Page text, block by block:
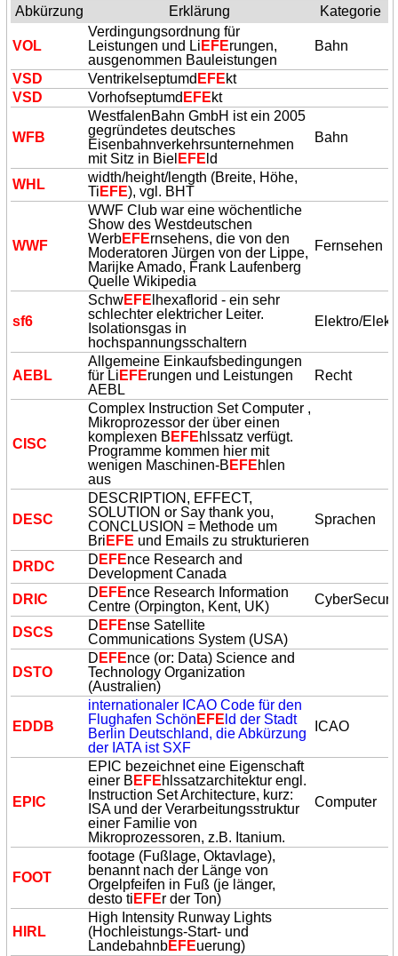
Abkürzung
Erklärung Kategorie
VOL
Verdingungsordnung für
Leistungen und Li EFErungen,
ausgenommen Bauleistungen
Bahn
VSD Ventrikelseptumd EFEkt
VSD
Vorhofseptumd EFEkt
WFB
WestfalenBahn GmbH ist ein 2005
gegründetes deutsches
Eisenbahnverkehrsunternehmen
mit Sitz in Biel EFE ld
Bahn
WHL
width/height/length (Breite, Höhe,
Ti EFE), vgl. BHT
WWF
WWF Club war eine wöchentliche
Show des Westdeutschen
WerbEFErnsehens, die von den
Moderatoren Jürgen von der Lippe,
Marijke Amado, Frank Laufenberg
Quelle Wikipedia
Fernsehen
sf6
SchwEFE lhexaflorid - ein sehr
schlechter elektricher Leiter.
Isolationsgas in
hochspannungsschaltern
Elektro/
AEBL
Allgemeine Einkaufsbedingungen
für Li EFErungen und Leistungen
AEBL
Recht
CISC
Complex Instruction Set Computer ,
Mikroprozessor der über einen
komplexen B EFEhlssatz verfügt.
Programme kommen hier mit
wenigen Maschinen-B EFEhlen
aus
DESC
DESCRIPTION, EFFECT,
SOLUTION or Say thank you,
CONCLUSION = Methode um
Bri EFE und Emails zu strukturieren
Sprachen
DRDC D EFEnce Research and
Development Canada
DRIC
D EFEnce Research Information
Centre (Orpington, Kent, UK)
DSCS D EFEnse Satellite
Communications System (USA)
DSTO
D EFEnce (or: Data) Science and
Technology Organization
(Australien)
EDDB
internationaler ICAO Code für den
Flughafen Schön EFE ld der Stadt
Berlin Deutschland, die Abkürzung
der IATA ist SXF
ICAO
EPIC
EPIC bezeichnet eine Eigenschaft
einer B EFEhlssatzarchitektur engl.
Instruction Set Architecture, kurz:
ISA und der Verarbeitungsstruktur
einer Familie von
Mikroprozessoren, z.B. Itanium.
Computer
FOOT
footage (Fußlage, Oktavlage),
benannt nach der Länge von
Orgelpfeifen in Fuß (je länger,
desto ti EFEr der Ton)
HIRL
High Intensity Runway Lights
(Hochleistungs-Start- und
LandebahnbEFEuerung)